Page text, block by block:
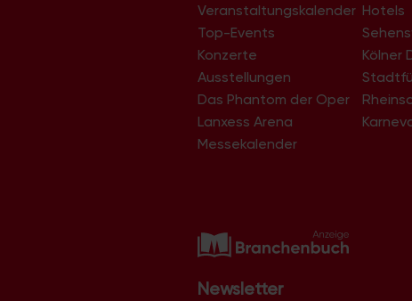
Veranstaltungskalender
Top-Events
Konzerte
Ausstellungen
Das Phantom der Oper
Lanxess Arena
Messekalender
Hotels
Kölner
Newsletter